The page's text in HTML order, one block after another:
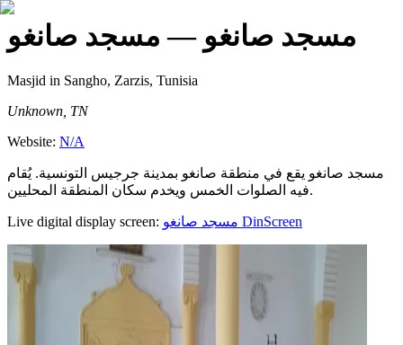
مسجد صانغو — مسجد صانغو
Masjid in Sangho, Zarzis, Tunisia
Unknown, TN
Website: N/A
مسجد صانغو يقع في منطقة صانغو بمدينة جرجيس التونسية. يُقام
فيه الصلوات الخمس ويخدم سكان المنطقة المحليين.
Live digital display screen: مسجد صانغو DinScreen